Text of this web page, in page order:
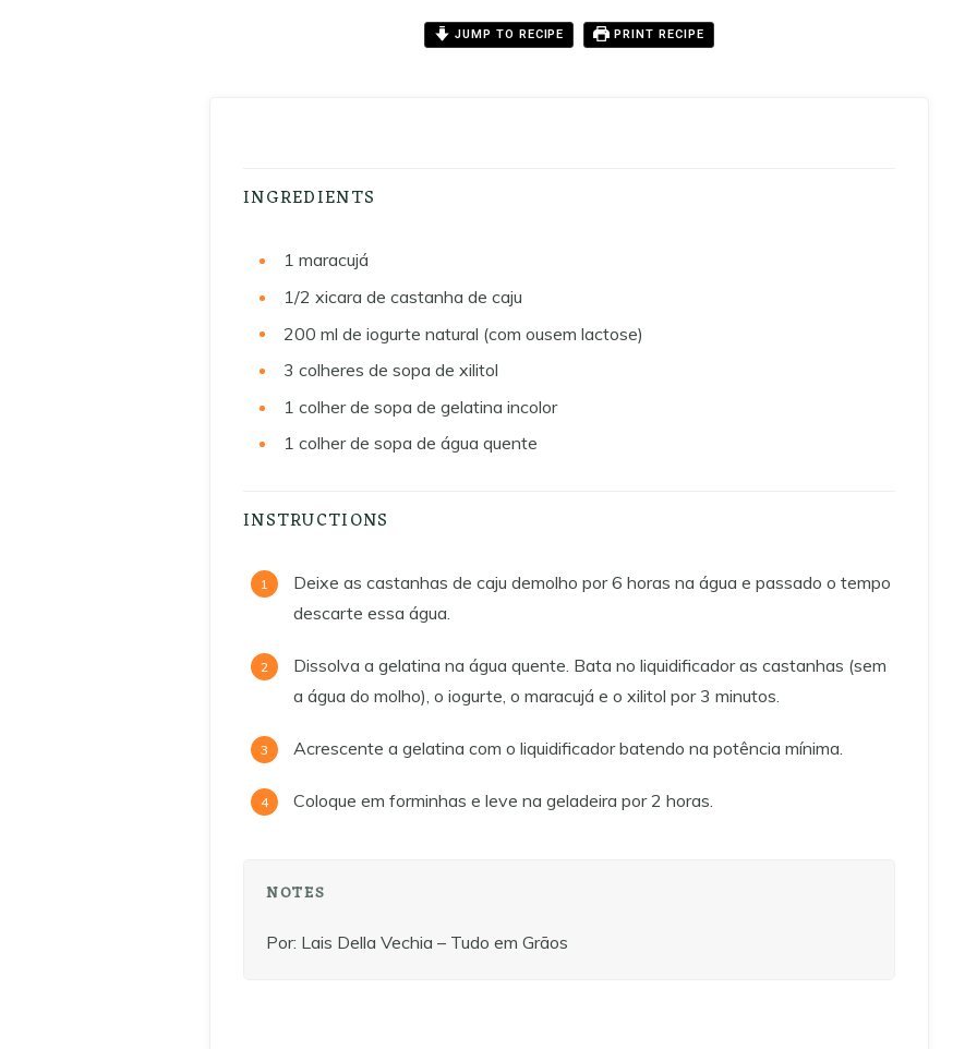
JUMP TO RECIPE PRINT RECIPE
INGREDIENTS
1 maracujá
1/2 xicara de castanha de caju
200 ml de iogurte natural (com ousem lactose)
3 colheres de sopa de xilitol
1 colher de sopa de gelatina incolor
1 colher de sopa de água quente
INSTRUCTIONS
Deixe as castanhas de caju demolho por 6 horas na água e passado o tempo
descarte essa água.
Dissolva a gelatina na água quente. Bata no liquidificador as castanhas (sem
a água do molho), o iogurte, o maracujá e o xilitol por 3 minutos.
Acrescente a gelatina com o liquidificador batendo na potência mínima.
Coloque em forminhas e leve na geladeira por 2 horas.
NOTES
Por: Lais Della Vechia – Tudo em Grãos